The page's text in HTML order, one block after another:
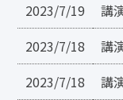
2023/7/19
講
2023/7/18
講
2023/7/18
講